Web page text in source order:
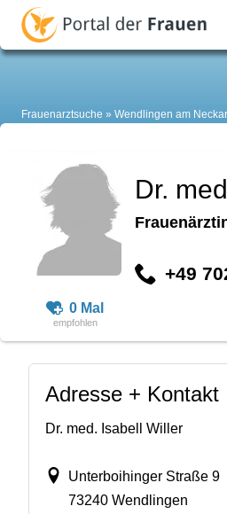
Frauenarztsuche Wendlingen am Neckar
0 Mal
Dr.
+49
Adresse + Kontakt
Dr. med. Isabell Willer
Unterboihinger Straße 9
73240 Wendlingen